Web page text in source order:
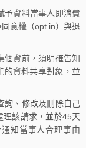
予資料當事人即消費
意權（opt in）與退
個資前，須明確告知
的資料共享對象，並
詢、修改及刪除自己
理該請求，並於45天
知當事人合理事由